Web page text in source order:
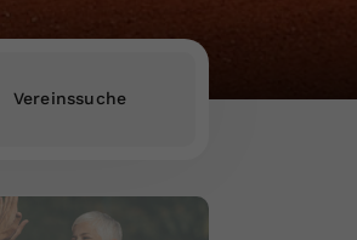
Vereinssuche